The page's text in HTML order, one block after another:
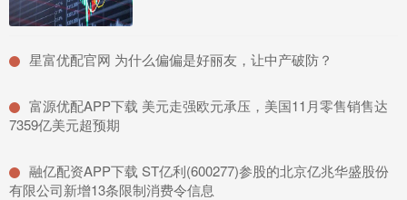
​星富优配官网 为什么偏偏是好丽友，让中产破防？
​富源优配APP下载 美元走强欧元承压，美国11月零售销售达
7359亿美元超预期
​融亿配资APP下载 ST亿利(600277)参股的北京亿兆华盛股份
有限公司新增13条限制消费令信息